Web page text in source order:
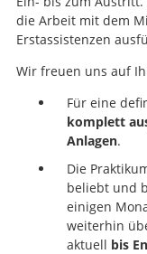
die Arbeit mit dem
Erstassistenzen
Wir freuen uns auf
Für eine
komplett
Anlagen.
Die
beliebt und
einigen
weiterhin
aktuell bis